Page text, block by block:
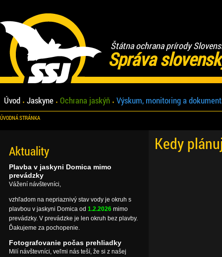
Štátna ochrana prírody
Správa
Úvod Jaskyne Ochrana jaskýň Výskum, monitoring a
ÚVODNÁ STRÁNKA
Kedy
Aktuality
Plavba v jaskyni Domica mimo
prevádzky
Vážení návštevníci,
vzhľadom na nepriaznivý stav vody je okruh s
plavbou v jaskyni Domica od 1.2.2026 mimo
prevádzky. V prevádzke je len okruh bez plavby.
Ďakujeme za pochopenie.
Fotografovanie počas prehliadky
Milí návštevníci, veľmi nás teší, že si z našej